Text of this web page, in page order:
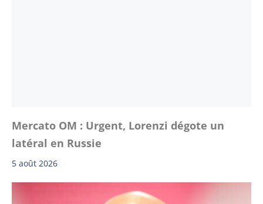
Mercato OM : Urgent, Lorenzi dégote un
latéral en Russie
5 août 2026